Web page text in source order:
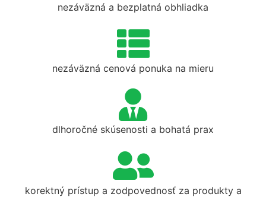
nezáväzná a bezplatná obhliadka
nezáväzná cenová ponuka na mieru
dlhoročné skúsenosti a bohatá prax
korektný prístup a zodpovednosť za produkty a